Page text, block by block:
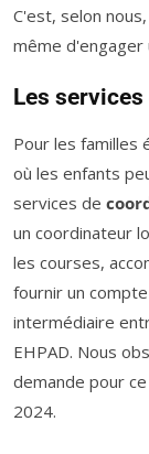
C'est, selon
même d'engager
Les
Pour les familles
où les enfants
services de
un coordinateur
les courses,
fournir un
intermédiaire
EHPAD. Nous
demande pour
2024.